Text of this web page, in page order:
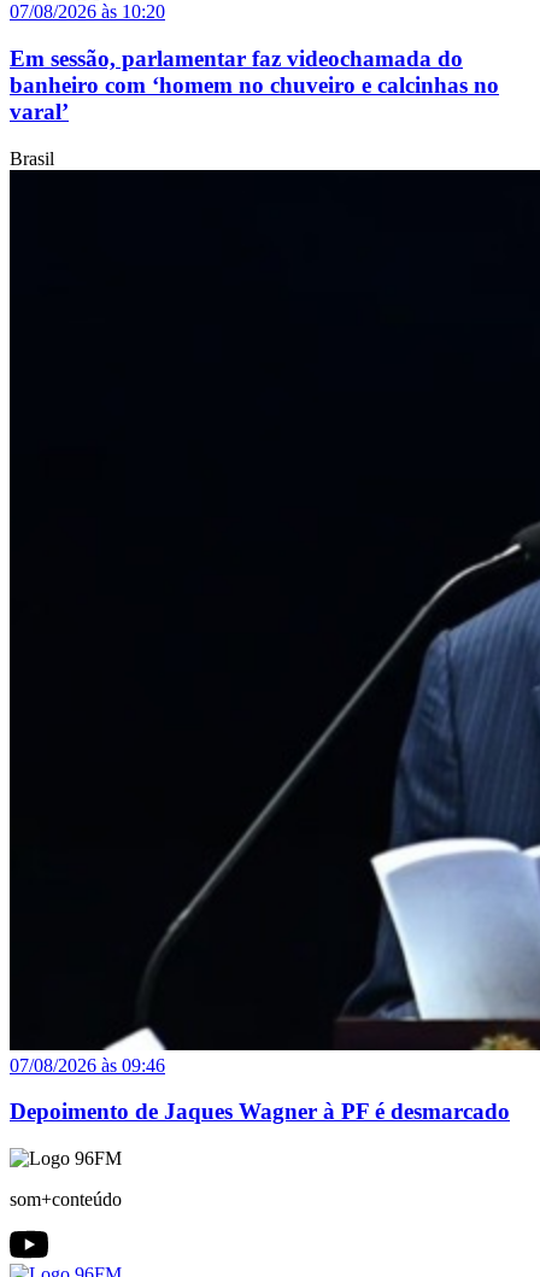
07/08/2026 às 10:20
Em sessão, parlamentar faz videochamada do
banheiro com ‘homem no chuveiro e calcinhas no
varal’
Brasil
07/08/2026 às 09:46
Depoimento de Jaques Wagner à PF é desmarcado
som+conteúdo